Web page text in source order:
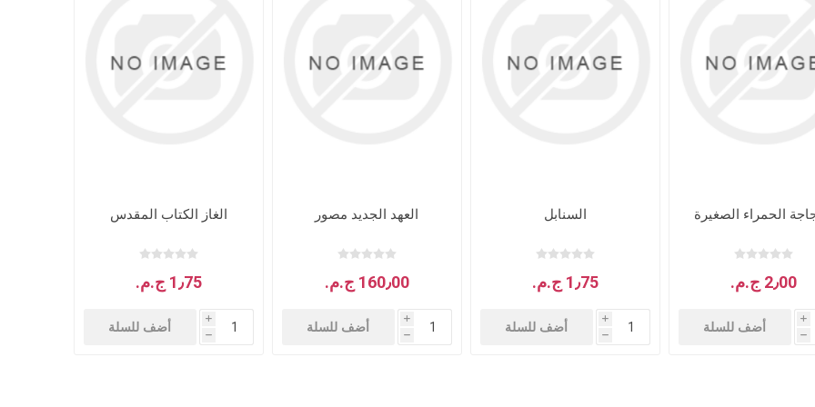
الحمراء الصغيرة
2٫00 ج.م.‏
i
h
أضف للسلة
السنابل
1٫75 ج.م.‏
i
h
أضف للسلة
العهد الجديد مصور
160٫00 ج.م.‏
i
h
أضف للسلة
الغاز الكتاب المقدس
1٫75 ج.م.‏
i
h
أضف للسلة